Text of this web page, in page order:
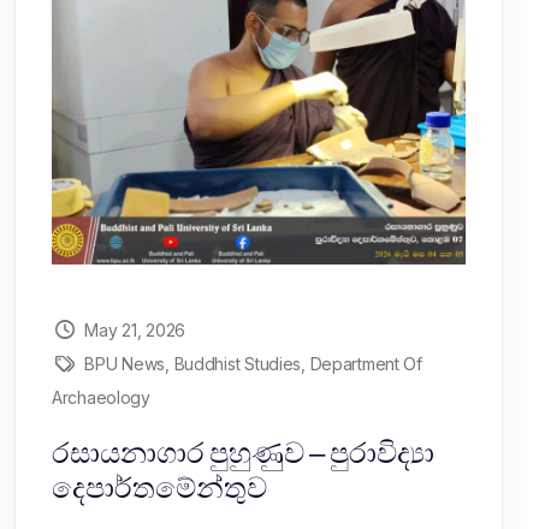
May 21, 2026
BPU News Buddhist Studies Department Of
Archaeology
රසායනාගාර පුහුණුව – පුරාවිද්‍යා
දෙපාර්තමේන්තුව